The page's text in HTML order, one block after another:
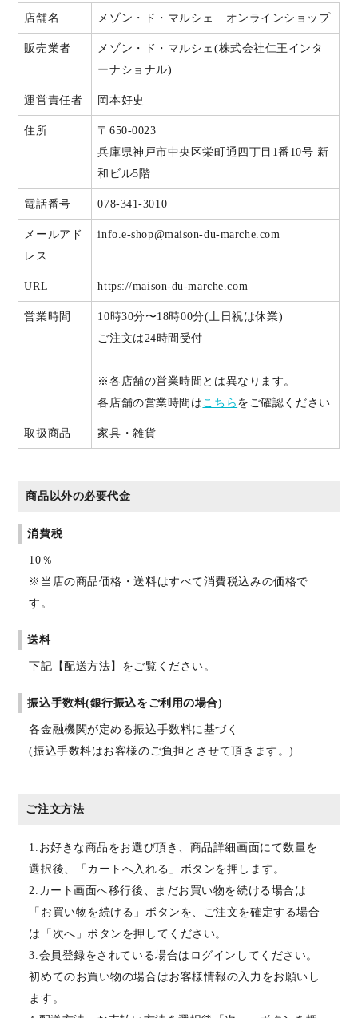
店舗名 メゾン・ド・マルシェ オンラインショップ
販売業者
メゾン・ド・マルシェ(株式会社仁王インタ
ーナショナル)
運営責任者 岡本好史
住所
〒650-0023
兵庫県神戸市中央区栄町通四丁目1番10号 新
和ビル5階
電話番号 078-341-3010
メールアド
レス
info.e-shop@maison-du-marche.com
URL https://maison-du-marche.com
営業時間
10時30分〜18時00分(土日祝は休業)
ご注文は24時間受付
※各店舗の営業時間とは異なります。
各店舗の営業時間は こちら をご確認ください
取扱商品 家具・雑貨
商品以外の必要代金
消費税
10％
※当店の商品価格・送料はすべて消費税込みの価格で
す。
送料
下記【配送方法】をご覧ください。
振込手数料(銀行振込をご利用の場合)
各金融機関が定める振込手数料に基づく
(振込手数料はお客様のご負担とさせて頂きます。)
ご注文方法
1.お好きな商品をお選び頂き、商品詳細画面にて数量を
選択後、「カートへ入れる」ボタンを押します。
2.カート画面へ移行後、まだお買い物を続ける場合は
「お買い物を続ける」ボタンを、ご注文を確定する場合
は「次へ」ボタンを押してください。
3.会員登録をされている場合はログインしてください。
初めてのお買い物の場合はお客様情報の入力をお願いし
ます。